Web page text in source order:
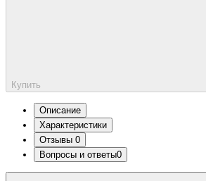
Купить
Описание
Характеристики
Отзывы 0
Вопросы и ответы0